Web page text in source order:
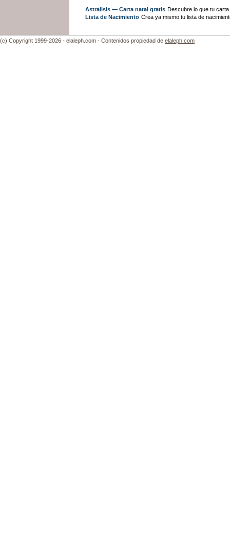
Astralisis — Carta natal gratis Descubre lo que tu
Lista de Nacimiento Crea ya mismo tu lista de
(c) Copyright 1999-2026 - elaleph.com - Contenidos propiedad de elaleph.com